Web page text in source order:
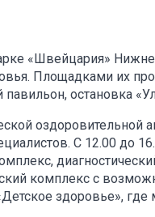
«Швейцария»
Площадками их
остановка
оздоровительной
С 12.00 до
комплекс с
здоровье»,